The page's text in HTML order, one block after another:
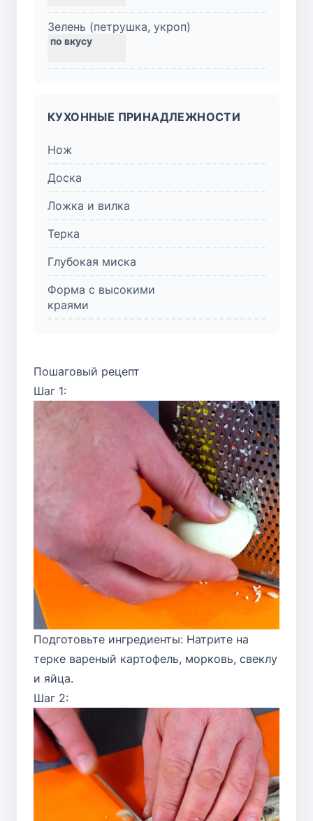
Зелень (петрушка, укроп)
КУХОННЫЕ ПРИНАДЛЕЖНОСТИ
Нож
Доска
Ложка и вилка
Терка
Глубокая миска
Форма с высокими
краями
Пошаговый рецепт
Шаг 1:
Подготовьте ингредиенты: Натрите на
терке вареный картофель, морковь, свеклу
и яйца.
Шаг 2: